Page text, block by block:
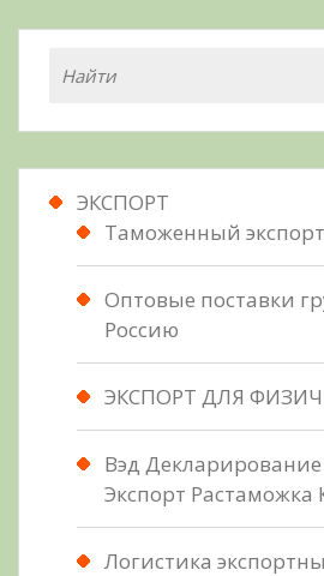
ЭКСПОРТ
Таможенный экспорт
Оптовые поставки
Россию
ЭКСПОРТ ДЛЯ
Вэд
Экспорт Растаможка
Логистика